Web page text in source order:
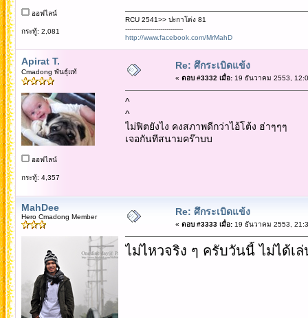
ออฟไลน์
กระทู้: 2,081
RCU 2541>> ปะกาโด่ง 81
----------------------------
http://www.facebook.com/MrMahD
Apirat T.
Cmadong พันธุ์แท้
ออฟไลน์
กระทู้: 4,357
Re: ศึกระเบิดแข้ง
« ตอบ #3332 เมื่อ:19 ธันวาคม 2553,
^
^
ไม่ฟิตยังไง คงสภาพดีกว่าไอ้โต้ง ฮ่าๆๆๆ
เจอกันทีสนามคร๊าบบ
MahDee
Hero Cmadong Member Re: ศึกระเบิดแข้ง
« ตอบ #3333 เมื่อ:19 ธันวาคม 2553,
ไม่ไหวจริง ๆ ครับวันนี้ ไม่ได้เ